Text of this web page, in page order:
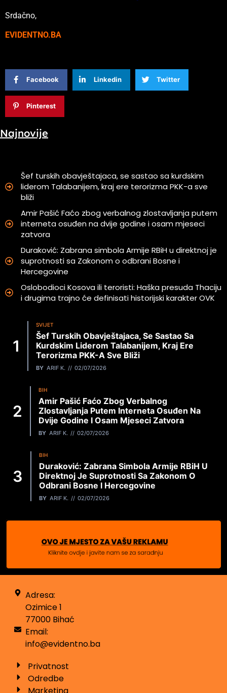
Srdačno,
EVIDENTNO.BA
Facebook Linkedin Twitter
Pinterest
Najnovije
Šef turskih obavještajaca, se sastao sa kurdskim
liderom Talabanijem, kraj ere terorizma PKK-a sve
bliži
Amir Pašić Faćo zbog verbalnog zlostavljanja putem
interneta osuđen na dvije godine i osam mjeseci
zatvora
Duraković: Zabrana simbola Armije RBiH u direktnoj je
suprotnosti sa Zakonom o odbrani Bosne i
Hercegovine
Oslobodioci Kosova ili teroristi: Haška presuda Thaciju
i drugima trajno će definisati historijski karakter OVK
SVIJET
Šef Turskih Obavještajaca, Se Sastao Sa
Kurdskim Liderom Talabanijem, Kraj Ere
Terorizma PKK-A Sve Bliži
BY ARIF K. 02/07/2026
BIH
Amir Pašić Faćo Zbog Verbalnog
Zlostavljanja Putem Interneta Osuđen Na
Dvije Godine I Osam Mjeseci Zatvora
BY ARIF K. 02/07/2026
BIH
Duraković: Zabrana Simbola Armije RBiH U
Direktnoj Je Suprotnosti Sa Zakonom O
Odbrani Bosne I Hercegovine
BY ARIF K. 02/07/2026
Adresa:
Ozimice 1
77000 Bihać
Email:
info@evidentno.ba
Privatnost
Odredbe